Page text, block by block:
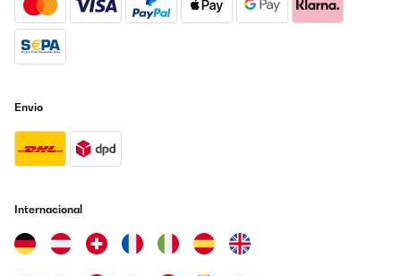
Traduzir
Gute Qualität, lässt sich gut zusammen bauen.Zwar erst ein
wenig frickelich aber dann ist es gut.
Envio
Internacional